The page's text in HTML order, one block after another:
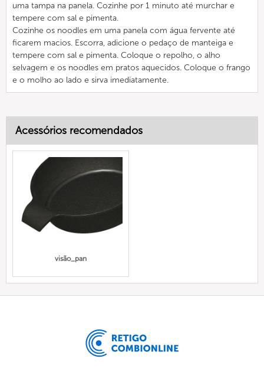
uma tampa na panela. Cozinhe por 1 minuto até murchar e
tempere com sal e pimenta.
Cozinhe os noodles em uma panela com água fervente até
ficarem macios. Escorra, adicione o pedaço de manteiga e
tempere com sal e pimenta. Coloque o repolho, o alho
selvagem e os noodles em pratos aquecidos. Coloque o frango
e o molho ao lado e sirva imediatamente.
Acessórios recomendados
visão_pan